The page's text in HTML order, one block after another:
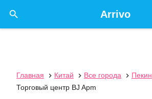
Arrivo

Главная  Китай  Все города  Пекин
Торговый центр BJ Apm